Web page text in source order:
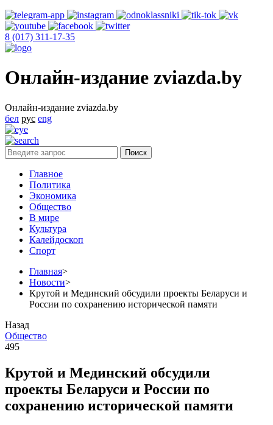
8 (017) 311-17-35
Онлайн-издание zviazda.by
Онлайн-издание zviazda.by
бел рус eng
Главное
Политика
Экономика
Общество
В мире
Культура
Калейдоскоп
Спорт
Главная>
Новости>
Крутой и Мединский обсудили проекты Беларуси и
России по сохранению исторической памяти
Назад
Общество
495
Крутой и Мединский обсудили
проекты Беларуси и России по
сохранению исторической памяти